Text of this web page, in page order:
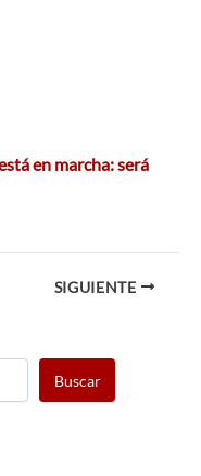
en marcha: será
SIGUIENTE
Buscar